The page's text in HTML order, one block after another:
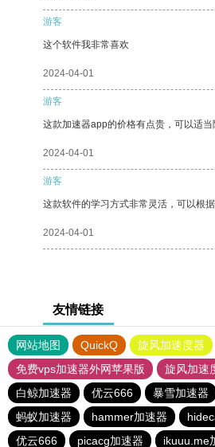
游客
这个软件我非常喜欢
2024-04-01
游客
这款加速器app的价格有点贵，可以适当
2024-04-01
游客
这款软件的学习方式非常灵活，可以根
2024-04-01
友情链接
网站地图 QuickQ 旋风加速度器
免费vps加速器外网苹果版
旋风加速
白鲸加速器
优云666 暴雪加速器
蚂蚁加速器
hammer加速器
优云666
picacg加速器 ikuuu.me